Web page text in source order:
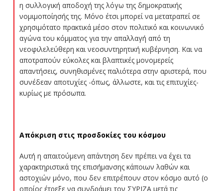
η συλλογική αποδοχή της λόγω της δημοκρατικής
νομιμοποίησής της. Μόνο έτσι μπορεί να μετατραπεί σε
χρησιμότατο πρακτικά μέσο στον πολιτικό και κοινωνικό
αγώνα του κόμματος για την απαλλαγή από τη
νεοφιλελεύθερη και νεοσυντηρητική κυβέρνηση. Και να
αποτραπούν εύκολες και βλαπτικές μονομερείς
απαντήσεις, συνηθισμένες παλιότερα στην αριστερά, που
συνέδεαν αποτυχίες -όπως, άλλωστε, και τις επιτυχίες-
κυρίως με πρόσωπα.
Απόκριση στις προσδοκίες του κόσμου
Αυτή η απαιτούμενη απάντηση δεν πρέπει να έχει τα
χαρακτηριστικά της επισήμανσης κάποιων λαθών και
αστοχιών μόνο, που δεν επιτρέπουν στον κόσμο αυτό (ο
οποίος έτρεξε να συνδράμει τον ΣΥΡΙΖΑ μετά τις